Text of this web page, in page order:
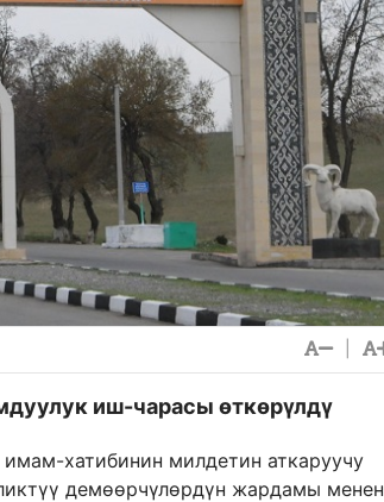
иш-чарасы өткөрүлдү
хатибинин милдетин аткаруучу
демөөрчүлөрдүн жардамы менен